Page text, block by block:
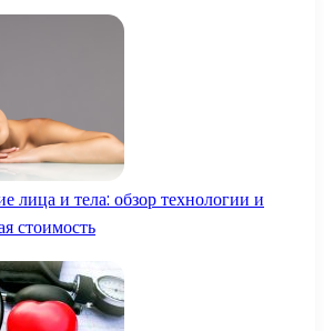
лица и тела: обзор технологии и
стоимость